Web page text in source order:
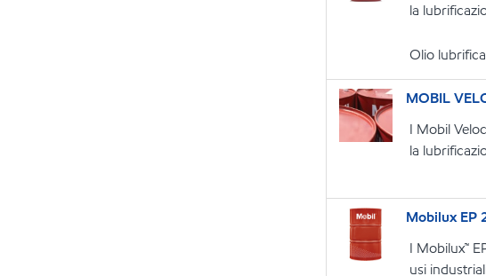
la
Olio
MOBIL
I Mobil
la
Mobilux EP
I Mobilux™
usi